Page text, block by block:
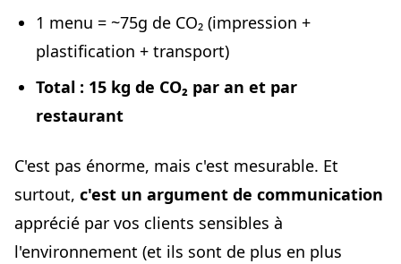
1 menu = ~75g de CO₂ (impression +
plastification + transport)
Total : 15 kg de CO₂ par an et par
restaurant
C'est pas énorme, mais c'est mesurable. Et
surtout, c'est un argument de communication
apprécié par vos clients sensibles à
l'environnement (et ils sont de plus en plus